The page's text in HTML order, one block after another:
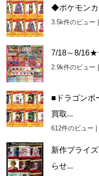
カ
イ
ブ
◆ポケモンカ
3.5k件のビュー
7/18～8/
2.9k件のビュー
■ドラゴンボ
買取...
612件のビュー |
新作プライ
らせ...